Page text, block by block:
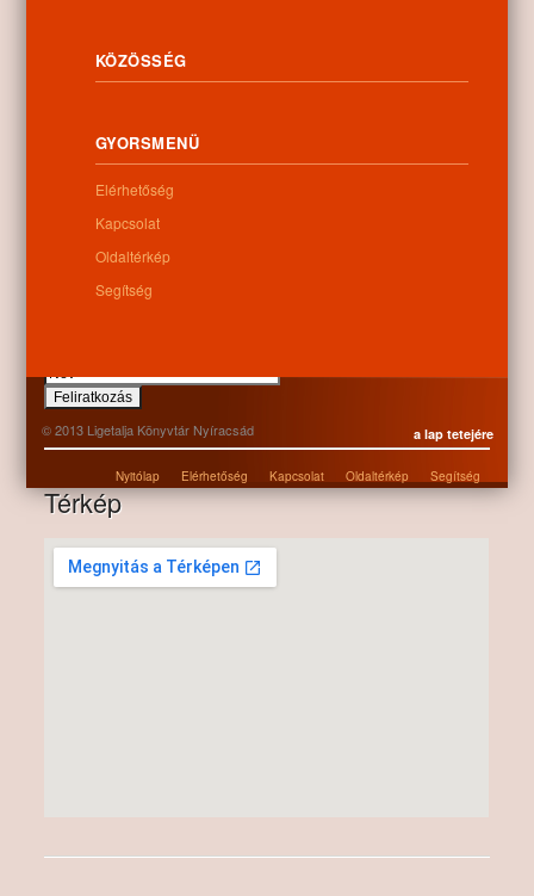
Hétfő: 9:00-12:00 13:00-16:30
Kedd: 9:00-12:00 13:00-16:30
Péntek: 9:00-12:00 13:00-16:30
Vasárnap: zárva
Hírlevél
Térkép
KÖZÖSSÉG
GYORSMENÜ
Elérhetőség
Kapcsolat
Oldaltérkép
Segítség
© 2013 Ligetalja Könyvtár Nyíracsád a lap tetejére
Nyitólap Elérhetőség Kapcsolat Oldaltérkép Segítség